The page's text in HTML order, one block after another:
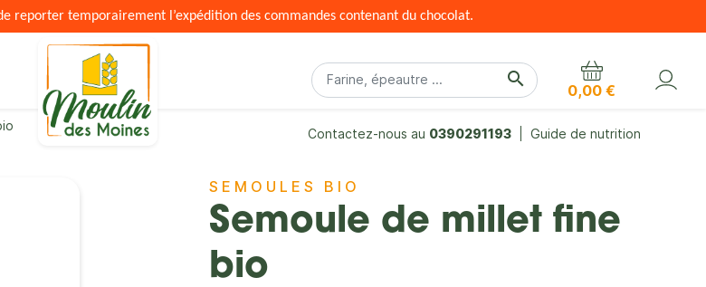
reporter temporairement l’expédition des commandes contenant du chocolat.
search
0,00 €
Contactez-nous au 0390291193 Guide de nutrition
SEMOULES BIO
Semoule de millet fine
bio